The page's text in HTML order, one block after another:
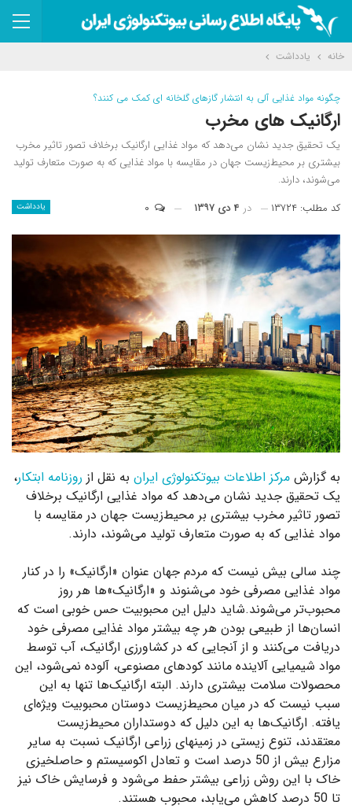
خانه یادداشت
چگونه مواد غذایی آلی به انتشار گازهای گلخانه ای کمک می کنند؟
ارگانیک های مخرب
یک تحقیق جدید نشان می‌دهد که مواد غذایی ارگانیک برخلاف تصور تاثیر مخرب
بیشتری بر محیط‌زیست جهان در مقایسه با مواد غذایی که به صورت متعارف تولید
می‌شوند، دارند.
یادداشت کد مطلب: ۱۳۷۲۴ در ۴ دی ۱۳۹۷
به گزارش مرکز اطلاعات بیوتکنولوژی ایران به نقل از روزنامه ابتکار،
یک تحقیق جدید نشان می‌دهد که مواد غذایی ارگانیک برخلاف
تصور تاثیر مخرب بیشتری بر محیط‌زیست جهان در مقایسه با
مواد غذایی که به صورت متعارف تولید می‌شوند، دارند.
چند سالی بیش نیست که مردم جهان عنوان «ارگانیک» را در کنار
مواد غذایی مصرفی خود می‌شنوند و «ارگانیک»‌ها هر روز
محبوب‌تر می‌شوند.شاید دلیل این محبوبیت حس خوبی است که
انسان‌ها از طبیعی‌ بودن هر چه بیشتر مواد غذایی مصرفی خود
دریافت می‌کنند و از آنجایی که در کشاورزی ارگانیک، آب توسط
مواد شیمیایی آلاینده مانند کودهای مصنوعی، آلوده نمی‌شود، این
محصولات سلامت بیشتری دارند. البته ارگانیک‌ها تنها به این
سبب نیست که در میان محیط‌زیست دوستان محبوبیت ویژه‌ای
یافته. ارگانیک‌ها به این دلیل که دوستداران محیط‌زیست
معتقدند،‌ تنوع زیستی در زمینهای زراعی ارگانیک نسبت به سایر
مزارع بیش از 50 درصد است و تعادل اکوسیستم و حاصلخیزی
خاک با این روش زراعی بیشتر حفط می‌شود و فرسایش خاک نیز
تا 50 درصد کاهش می‌یابد، محبوب هستند.